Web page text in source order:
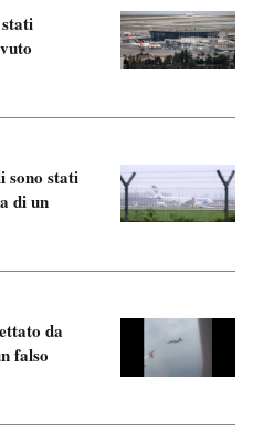
sono stati
di un
da
falso